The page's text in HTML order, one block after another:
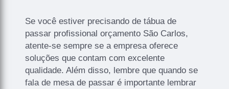
Se você estiver precisando de tábua de
passar profissional orçamento São Carlos,
atente-se sempre se a empresa oferece
soluções que contam com excelente
qualidade. Além disso, lembre que quando se
fala de mesa de passar é importante lembrar